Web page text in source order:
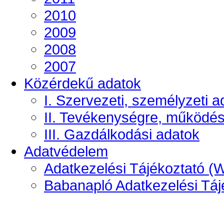
2010
2009
2008
2007
Közérdekű adatok
I. Szervezeti, személyzeti
II. Tevékenységre,
III. Gazdálkodási adatok
Adatvédelem
Adatkezelési Tájékoztató
Babanapló Adatkezelési